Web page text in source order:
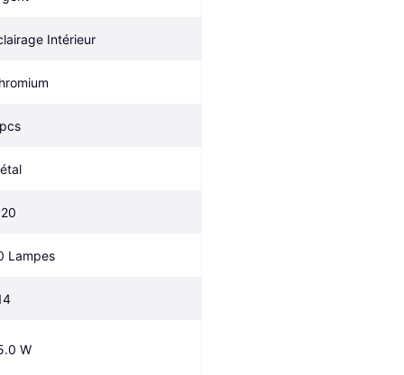
Intérieur
Lampes
W